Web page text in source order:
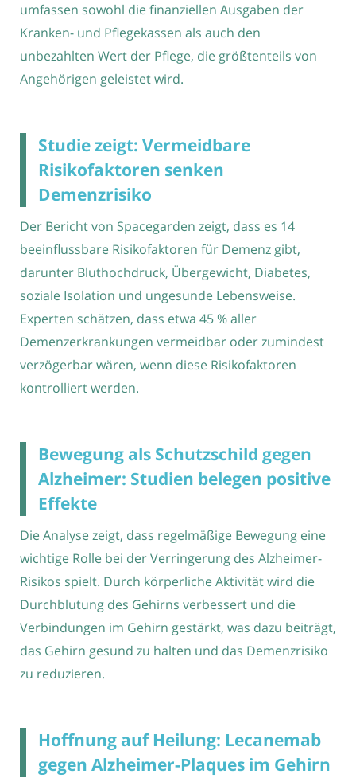
umfassen sowohl die finanziellen Ausgaben der
Kranken- und Pflegekassen als auch den
unbezahlten Wert der Pflege, die größtenteils von
Angehörigen geleistet wird.
Studie zeigt: Vermeidbare
Risikofaktoren senken
Demenzrisiko
Der Bericht von Spacegarden zeigt, dass es 14
beeinflussbare Risikofaktoren für Demenz gibt,
darunter Bluthochdruck, Übergewicht, Diabetes,
soziale Isolation und ungesunde Lebensweise.
Experten schätzen, dass etwa 45 % aller
Demenzerkrankungen vermeidbar oder zumindest
verzögerbar wären, wenn diese Risikofaktoren
kontrolliert werden.
Bewegung als Schutzschild gegen
Alzheimer: Studien belegen positive
Effekte
Die Analyse zeigt, dass regelmäßige Bewegung eine
wichtige Rolle bei der Verringerung des Alzheimer-
Risikos spielt. Durch körperliche Aktivität wird die
Durchblutung des Gehirns verbessert und die
Verbindungen im Gehirn gestärkt, was dazu beiträgt,
das Gehirn gesund zu halten und das Demenzrisiko
zu reduzieren.
Hoffnung auf Heilung: Lecanemab
gegen Alzheimer-Plaques im Gehirn